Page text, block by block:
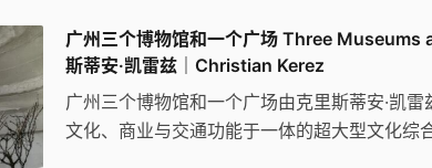
广州三个博物馆和一个广场 Three
斯蒂安·凯雷兹｜Christian Kerez
广州三个博物馆和一个广场由克里斯蒂安·凯
文化、商业与交通功能于一体的超大型文化综